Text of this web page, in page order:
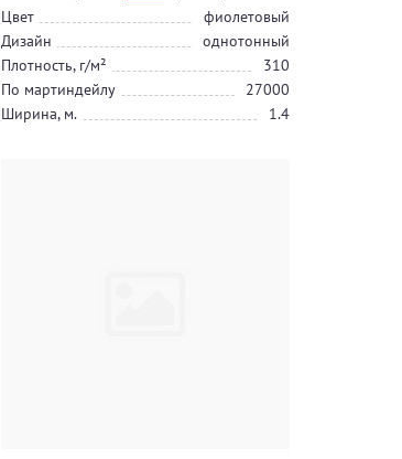
Цвет
фиолетовый
Дизайн
однотонный
Плотность, г/м²
310
По мартиндейлу
27000
Ширина, м.
1.4